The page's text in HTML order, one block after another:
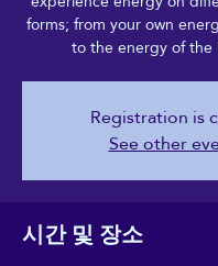
forms; from your own
to the energy of the
Registration is
See other
시간 및 장소